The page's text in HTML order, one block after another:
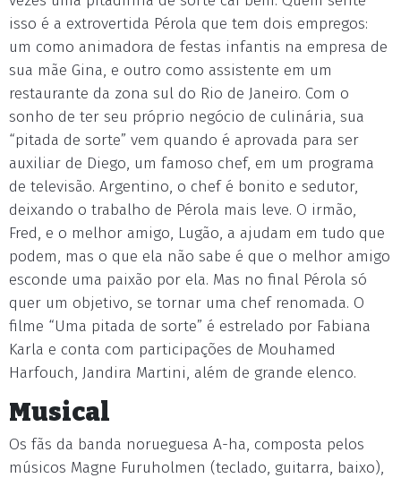
isso é a extrovertida Pérola que tem dois empregos:
um como animadora de festas infantis na empresa de
sua mãe Gina, e outro como assistente em um
restaurante da zona sul do Rio de Janeiro. Com o
sonho de ter seu próprio negócio de culinária, sua
“pitada de sorte” vem quando é aprovada para ser
auxiliar de Diego, um famoso chef, em um programa
de televisão. Argentino, o chef é bonito e sedutor,
deixando o trabalho de Pérola mais leve. O irmão,
Fred, e o melhor amigo, Lugão, a ajudam em tudo que
podem, mas o que ela não sabe é que o melhor amigo
esconde uma paixão por ela. Mas no final Pérola só
quer um objetivo, se tornar uma chef renomada. O
filme “Uma pitada de sorte” é estrelado por Fabiana
Karla e conta com participações de Mouhamed
Harfouch, Jandira Martini, além de grande elenco.
Musical
Os fãs da banda norueguesa A-ha, composta pelos
músicos Magne Furuholmen (teclado, guitarra, baixo),